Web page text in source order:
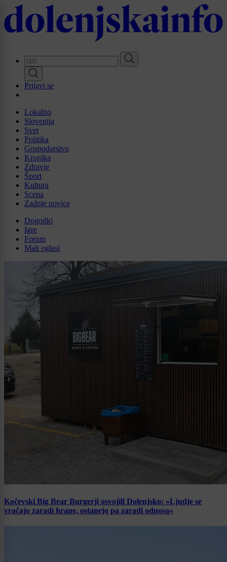
Skip
to
main
Prijavi se
Lokalno
Slovenija
Svet
Politika
Gospodarstvo
Kronika
Zdravje
Šport
Kultura
Scena
Zadnje novice
Dogodki
Igre
Forum
Mali oglasi
Kočevski Big Bear Burgerji osvojili Dolenjsko: »Ljudje se
vračajo zaradi hrane, ostanejo pa zaradi odnosa«